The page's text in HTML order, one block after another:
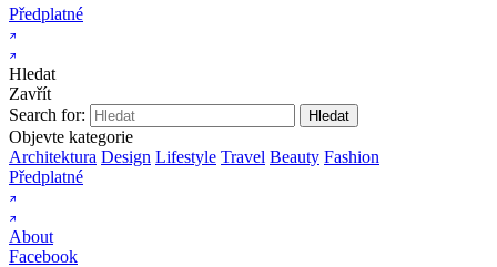
Předplatné
Hledat
Zavřít
Search for:
Objevte kategorie
Architektura Design Lifestyle Travel Beauty Fashion
Předplatné
About
Facebook